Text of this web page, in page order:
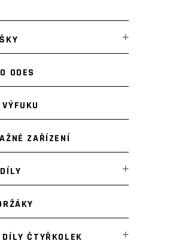
ODES
ZAŘÍZENÍ
DÍLY ČTYŘKOLEK